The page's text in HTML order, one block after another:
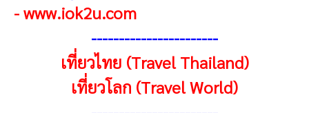
-www.iok2u.com
-----------------------
เที่ยวไทย (Travel Thailand)
เที่ยวโลก (Travel World)